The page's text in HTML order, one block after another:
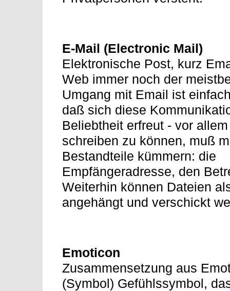
E-Mail (Electronic Mail)
Elektronische Post, kurz
Web immer noch der
Umgang mit Email ist
daß sich diese
Beliebtheit erfreut - vor
schreiben zu können, muß
Bestandteile kümmern: die
Empfängeradresse, den
Weiterhin können Dateien
angehängt und verschickt
Emoticon
Zusammensetzung aus
(Symbol) Gefühlssymbol,